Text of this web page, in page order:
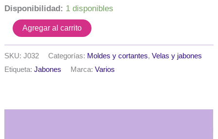
Disponibilidad: 1 disponibles
Molde
plastico
blanco
para
-
Agregar al carrito
SKU:J032 Categorías: Moldes y cortantes,Velas y jabones
Etiqueta:Jabones Marca:Varios